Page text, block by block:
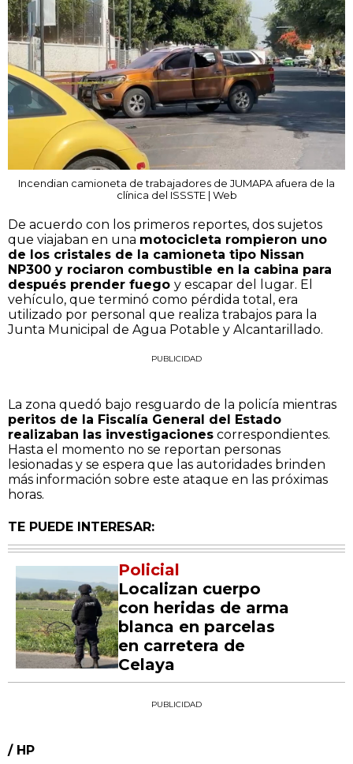
Incendian camioneta de trabajadores de JUMAPA afuera de la
clínica del ISSSTE | Web
De acuerdo con los primeros reportes, dos sujetos
que viajaban en una motocicleta rompieron uno
de los cristales de la camioneta tipo Nissan
NP300 y rociaron combustible en la cabina para
después prender fuego y escapar del lugar. El
vehículo, que terminó como pérdida total, era
utilizado por personal que realiza trabajos para la
Junta Municipal de Agua Potable y Alcantarillado.
PUBLICIDAD
La zona quedó bajo resguardo de la policía mientras
peritos de la Fiscalía General del Estado
realizaban las investigaciones correspondientes.
Hasta el momento no se reportan personas
lesionadas y se espera que las autoridades brinden
más información sobre este ataque en las próximas
horas.
TE PUEDE INTERESAR:
Policial
Localizan cuerpo
con heridas de arma
blanca en parcelas
en carretera de
Celaya
PUBLICIDAD
/ HP